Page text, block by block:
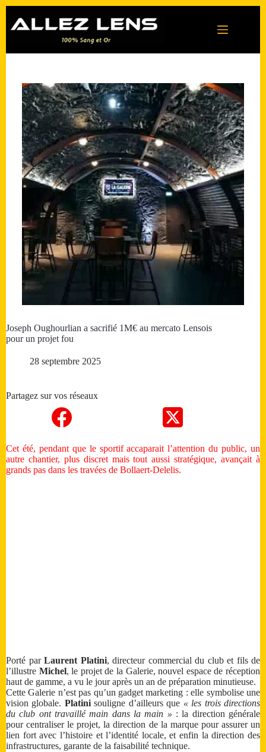
contenu
Joseph Oughourlian a sacrifié 1M€ au mercato Lensois
pour un projet fou
28 septembre 2025
Partagez sur vos réseaux
Cet été, pendant que le sportif accaparait l’attention du public, un
autre chantier, plus discret mais tout aussi stratégique, avançait à
grands pas dans les travées de Bollaert-Delelis.
Porté par Laurent Platini, directeur commercial du club et fils de
l’illustre Michel, le projet de la Galerie, nouvel espace de réception
haut de gamme, a vu le jour après un an de préparation minutieuse.
Cette Galerie n’est pas qu’un gadget marketing : elle symbolise une
vision globale. Platinisouligne d’ailleurs que « les trois directions
du club ont travaillé main dans la main » : la direction générale
pour centraliser le projet, la direction de la marque pour assurer un
lien fort avec l’histoire et l’identité locale, et enfin la direction des
infrastructures, garante de la faisabilité technique.